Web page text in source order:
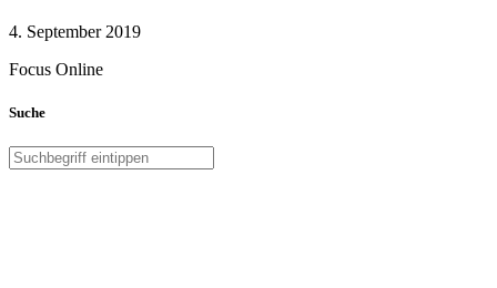
4. September 2019
Focus Online
Suche